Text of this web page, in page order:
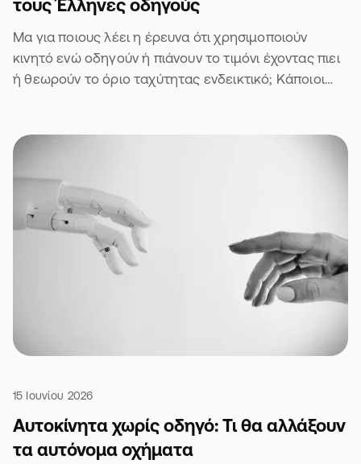
τους Έλληνες οδηγούς
Μα για ποιους λέει η έρευνα ότι χρησιμοποιούν
κινητό ενώ οδηγούν ή πιάνουν το τιμόνι έχοντας πιει
ή θεωρούν το όριο ταχύτητας ενδεικτικό; Κάποιοι
15 Ιουνίου 2026
Αυτοκίνητα χωρίς οδηγό: Τι θα αλλάξουν
τα αυτόνομα οχήματα